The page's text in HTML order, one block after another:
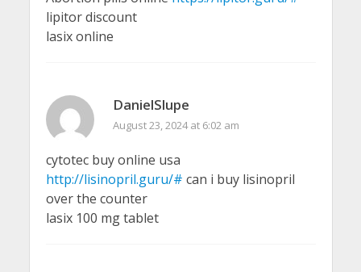
lipitor discount
lasix online
DanielSlupe
August 23, 2024 at 6:02 am
cytotec buy online usa
http://lisinopril.guru/# can i buy lisinopril
over the counter
lasix 100 mg tablet